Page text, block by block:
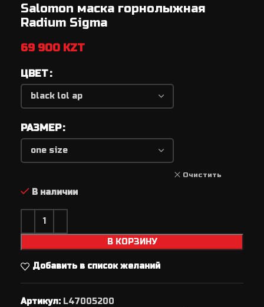
Salomon маска горнолыжная
Radium Sigma
69 900 KZT
ЦВЕТ
РАЗМЕР
Очистить
В наличии
В КОРЗИНУ
Добавить в список желаний
Артикул: L47005200